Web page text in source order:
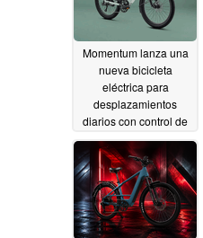
Momentum lanza una
nueva bicicleta
eléctrica para
desplazamientos
diarios con control de
crucero y una
autonomía de 55 millas
07/15/2026